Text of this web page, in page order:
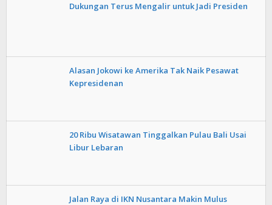
Dukungan Terus Mengalir untuk Jadi Presiden
Alasan Jokowi ke Amerika Tak Naik Pesawat
Kepresidenan
20 Ribu Wisatawan Tinggalkan Pulau Bali Usai
Libur Lebaran
Jalan Raya di IKN Nusantara Makin Mulus